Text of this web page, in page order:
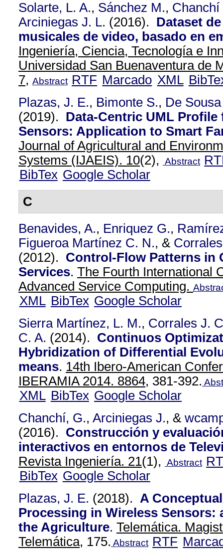
Solarte, L. A., Sánchez M., Chanchí
Arciniegas J. L. (2016). Dataset
musicales de video, basado en
Ingeniería, Ciencia, Tecnología e
Universidad San Buenaventura de
7, Abstract RTF Marcado XML
Plazas, J. E., Bimonte S., De
(2019). Data-Centric UML Profile
Sensors: Application to Smart
Journal of Agricultural and
Systems (IJAEIS). 10(2), Abstract
BibTex Google Scholar
C
Benavides, A., Enriquez G.,
Figueroa Martínez C. N., &
(2012). Control-Flow Patterns in
Services. The Fourth International
Advanced Service Computing.
XML BibTex Google Scholar
Sierra Martínez, L. M., Corrales J.
C. A. (2014). Continuos
Hybridization of Differential
means. 14th Ibero-American
IBERAMIA 2014. 8864, 381-392.
XML BibTex Google Scholar
Chanchí, G., Arciniegas J., &
(2016). Construcción y
interactivos en entornos de
Revista Ingeniería. 21(1), Abstract
BibTex Google Scholar
Plazas, J. E. (2018). A
Processing in Wireless Sensors:
the Agriculture. Telemática.
Telemática, 175. Abstract RTF